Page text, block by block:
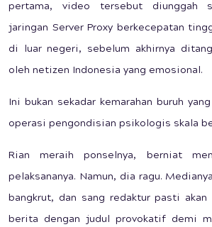
pertama, video tersebut diunggah
jaringan Server Proxy berkecepatan
di luar negeri, sebelum akhirnya
oleh netizen Indonesia yang emosional.
Ini bukan sekadar kemarahan buruh
operasi pengondisian psikologis skala
Rian meraih ponselnya, berniat
pelaksananya. Namun, dia ragu.
bangkrut, dan sang redaktur pasti akan
berita dengan judul provokatif demi